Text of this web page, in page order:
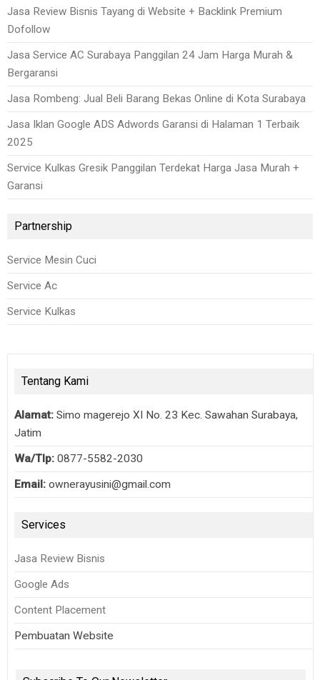
Jasa Review Bisnis Tayang di Website + Backlink Premium
Dofollow
Jasa Service AC Surabaya Panggilan 24 Jam Harga Murah &
Bergaransi
Jasa Rombeng: Jual Beli Barang Bekas Online di Kota Surabaya
Jasa Iklan Google ADS Adwords Garansi di Halaman 1 Terbaik
2025
Service Kulkas Gresik Panggilan Terdekat Harga Jasa Murah +
Garansi
Partnership
Service Mesin Cuci
Service Ac
Service Kulkas
Tentang Kami
Alamat:Simo magerejo XI No. 23 Kec. Sawahan Surabaya,
Jatim
Wa/Tlp:0877-5582-2030
Email:ownerayusini@gmail.com
Services
Jasa Review Bisnis
Google Ads
Content Placement
Pembuatan Website